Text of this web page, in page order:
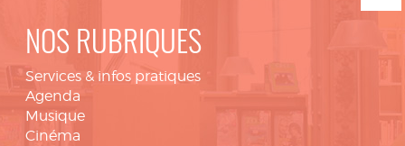
NOS RUBRIQUES
Services & infos pratiques
Agenda
Musique
Cinéma